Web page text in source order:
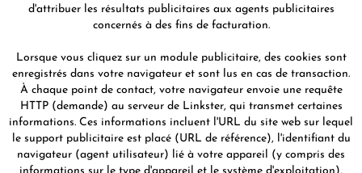
d'attribuer les résultats publicitaires aux agents publicitaires
concernés à des fins de facturation.
Lorsque vous cliquez sur un module publicitaire, des cookies sont
enregistrés dans votre navigateur et sont lus en cas de transaction.
À chaque point de contact, votre navigateur envoie une requête
HTTP (demande) au serveur de Linkster, qui transmet certaines
informations. Ces informations incluent l'URL du site web sur lequel
le support publicitaire est placé (URL de référence), l'identifiant du
navigateur (agent utilisateur) lié à votre appareil (y compris des